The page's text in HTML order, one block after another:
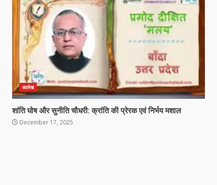
आलेख
शांति घोष और सुनीति चौधरी: क्रांति की प्रेरक एवं निर्भय मशाल
December 17, 2025